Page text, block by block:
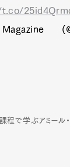
で学ぶアミール・